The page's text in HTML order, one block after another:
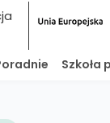
Szkoła